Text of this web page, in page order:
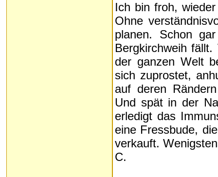
Ich bin froh,
Ohne
planen. Schon
Bergkirchweih
der ganzen Welt
sich zuprostet,
auf deren
Und spät in der
erledigt das
eine Fressbude,
verkauft.
C.